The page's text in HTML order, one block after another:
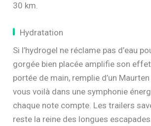
30 km.
Hydratation
Si l’hydrogel ne réclame pas d’eau
gorgée bien placée amplifie son
portée de main, remplie d’un
vous voilà dans une symphonie
chaque note compte. Les trailers
reste la reine des longues